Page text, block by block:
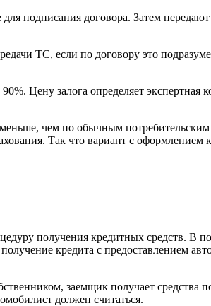
подписания договора. Затем
ТС, если по договору это
Цену залога определяет
чем по обычным
Так что вариант с оформлением
получения кредитных средств. В
кредита с предоставлением
заемщик получает
должен считаться.